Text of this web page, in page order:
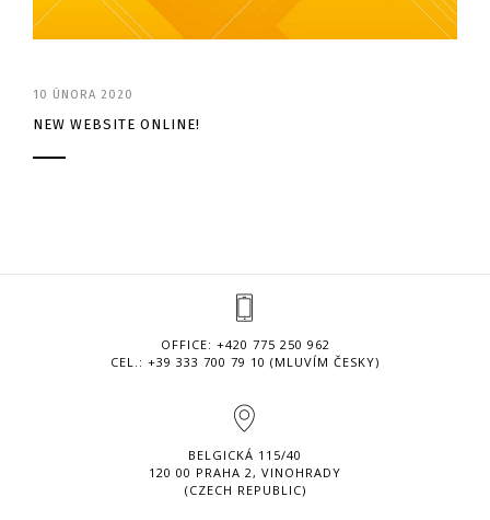
10 ÚNORA 2020
NEW WEBSITE ONLINE!
OFFICE: +420 775 250 962
CEL.: +39 333 700 79 10 (MLUVÍM ČESKY)
BELGICKÁ 115/40
120 00 PRAHA 2, VINOHRADY
(CZECH REPUBLIC)